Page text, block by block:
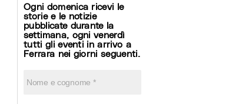
Ogni domenica ricevi le
storie e le notizie
pubblicate durante la
settimana, ogni venerdì
tutti gli eventi in arrivo a
Ferrara nei giorni seguenti.